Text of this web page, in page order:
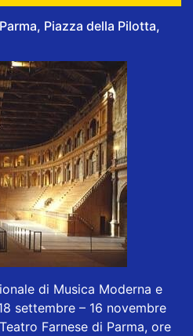
Piazza della Pilotta,
di Musica Moderna e
settembre – 16 novembre
Farnese di Parma, ore